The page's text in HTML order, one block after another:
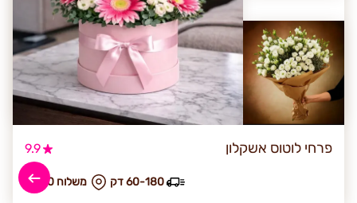
פרחי לוטוס אשקלון 9.9
₪ משלוח 50 60-180 דק